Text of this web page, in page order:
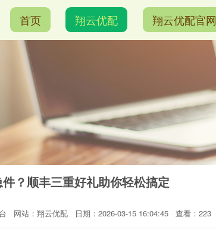
首页 翔云优配 翔云优配官网
？顺丰三重好礼助你轻松搞定
网站：翔云优配 日期：2026-03-15 16:04:45 查看：223